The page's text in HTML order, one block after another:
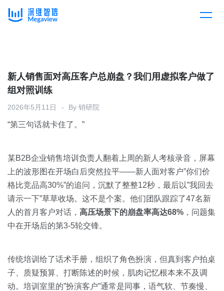
产品总览
产品集成
解决方案
按行业
消费医疗
教育
汽车
房地产
金融
按角色
客户案例
资源中心
资源中心
白皮书
关于我们
预约演示
新人销售面对高压客户总崩盘？我们用虚拟客户做了
组对照训练
2026年5月11日 By 销研院
“第三句话就卡住了。”
某B2B企业销售培训负责人翻着上周的新人考核录音，屏幕
上的波形图在开场白后突然拉平——新人面对客户”你们价
格比竞品高30%”的追问，沉默了整整12秒，最后以”我回去
请示一下”草草收场。这不是个案。他们团队跟踪了47名新
人的首月客户对话， 高压场景下的崩盘率高达68% ，问题集
中在开场后的第3-5轮交锋。
传统培训给了话术手册，组织了角色扮演，但真到客户拍桌
子、质疑预算、打断陈述的时候，肌肉记忆根本来不及调
动。培训室里的”扮演客户”通常是同事，语气软、节奏慢、